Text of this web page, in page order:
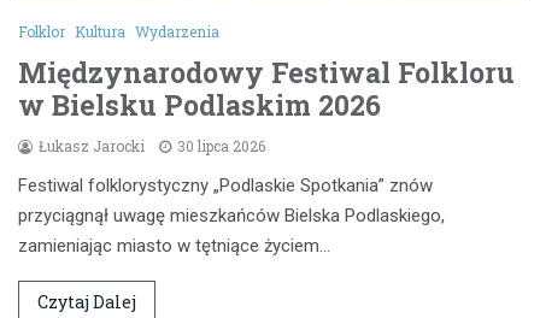
Folklor Kultura Wydarzenia
Międzynarodowy Festiwal Folkloru
w Bielsku Podlaskim 2026
Łukasz Jarocki 30 lipca 2026
Festiwal folklorystyczny „Podlaskie Spotkania” znów
przyciągnął uwagę mieszkańców Bielska Podlaskiego,
zamieniając miasto w tętniące życiem…
Czytaj Dalej